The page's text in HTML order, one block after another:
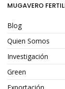
MUGAVERO
Blog
Quien Somos
Investigación
Green